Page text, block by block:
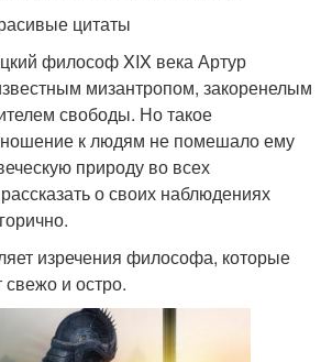
цитаты
философ XIX века Артур
мизантропом, закоренелым
свободы. Но такое
к людям не помешало ему
природу во всех
о своих наблюдениях
изречения философа, которые
свежо и остро.